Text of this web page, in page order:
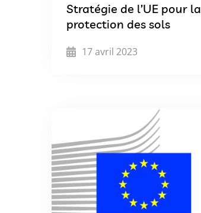
Stratégie de l’UE pour la
protection des sols
17 avril 2023